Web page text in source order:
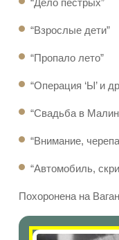
“Дело пестрых”
“Взрослые дети”
“Пропало лето”
“Операция ‘Ы’ и
“Свадьба в
“Внимание,
“Автомобиль,
Похоронена на